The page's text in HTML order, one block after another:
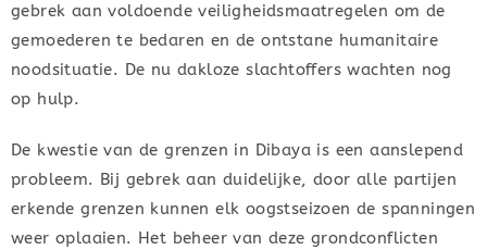
gebrek aan voldoende veiligheidsmaatregelen om de
gemoederen te bedaren en de ontstane humanitaire
noodsituatie. De nu dakloze slachtoffers wachten nog
op hulp.
De kwestie van de grenzen in Dibaya is een aanslepend
probleem. Bij gebrek aan duidelijke, door alle partijen
erkende grenzen kunnen elk oogstseizoen de spanningen
weer oplaaien. Het beheer van deze grondconflicten